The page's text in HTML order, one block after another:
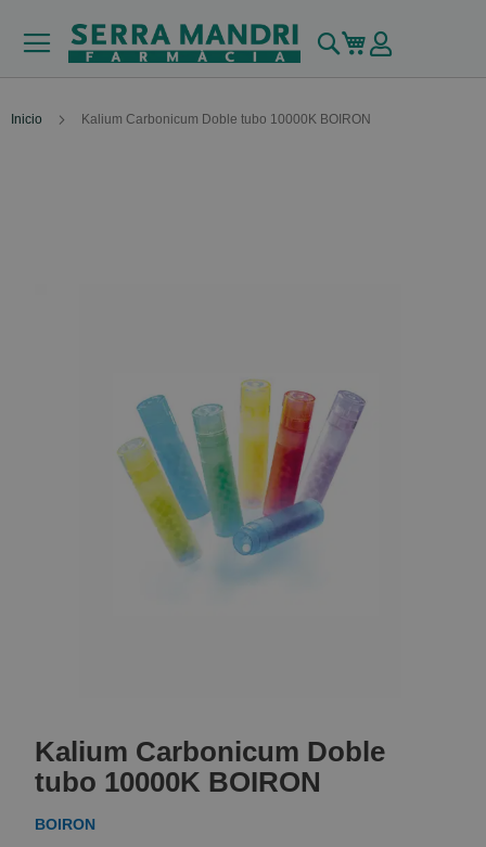
Buscar
Mi carrito
Inicio Kalium Carbonicum Doble tubo 10000K BOIRON
the
beginning
of
the
Kalium Carbonicum Doble
tubo 10000K BOIRON
BOIRON